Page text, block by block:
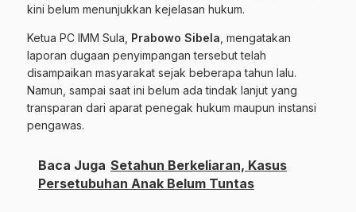
kini belum menunjukkan kejelasan hukum.
Ketua PC IMM Sula, Prabowo Sibela, mengatakan
laporan dugaan penyimpangan tersebut telah
disampaikan masyarakat sejak beberapa tahun lalu.
Namun, sampai saat ini belum ada tindak lanjut yang
transparan dari aparat penegak hukum maupun instansi
pengawas.
Baca Juga Setahun Berkeliaran, Kasus
Persetubuhan Anak Belum Tuntas